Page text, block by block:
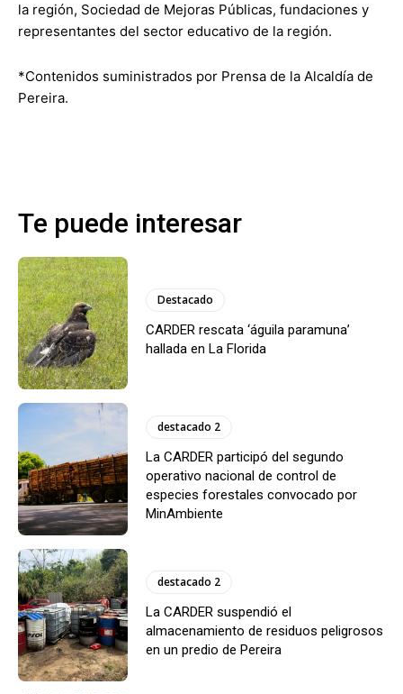
la región, Sociedad de Mejoras Públicas, fundaciones y
representantes del sector educativo de la región.
*Contenidos suministrados por Prensa de la Alcaldía de
Pereira.
Te puede interesar
Destacado
CARDER rescata ‘águila paramuna’
hallada en La Florida
destacado 2
La CARDER participó del segundo
operativo nacional de control de
especies forestales convocado por
MinAmbiente
destacado 2
La CARDER suspendió el
almacenamiento de residuos peligrosos
en un predio de Pereira